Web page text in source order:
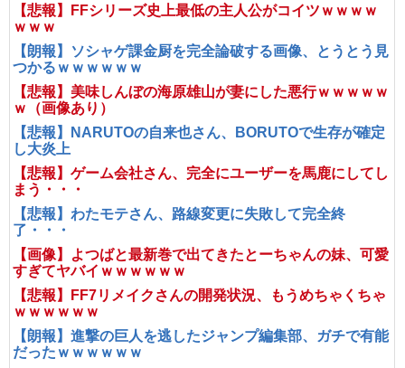
【悲報】FFシリーズ史上最低の主人公がコイツｗｗｗｗ
ｗｗｗ
【朗報】ソシャゲ課金厨を完全論破する画像、とうとう見
つかるｗｗｗｗｗｗ
【悲報】美味しんぼの海原雄山が妻にした悪行ｗｗｗｗｗ
ｗ（画像あり）
【悲報】NARUTOの自来也さん、BORUTOで生存が確定
し大炎上
【悲報】ゲーム会社さん、完全にユーザーを馬鹿にしてし
まう・・・
【悲報】わたモテさん、路線変更に失敗して完全終
了・・・
【画像】よつばと最新巻で出てきたとーちゃんの妹、可愛
すぎてヤバイｗｗｗｗｗｗ
【悲報】FF7リメイクさんの開発状況、もうめちゃくちゃ
ｗｗｗｗｗｗ
【朗報】進撃の巨人を逃したジャンプ編集部、ガチで有能
だったｗｗｗｗｗｗ